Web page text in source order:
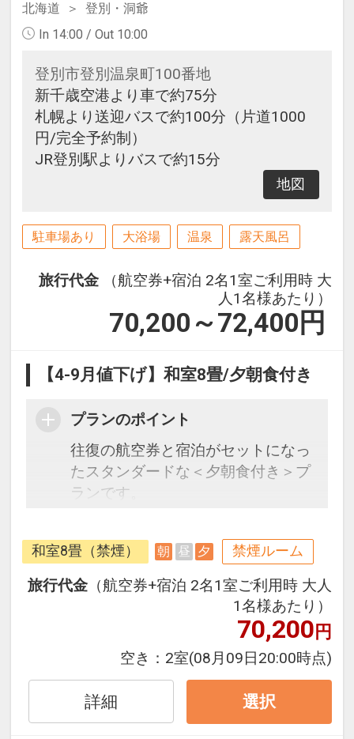
北海道
登別・洞爺
In 14:00 / Out 10:00
登別市登別温泉町100番地
新千歳空港より車で約75分
札幌より送迎バスで約100分（片道1000
円/完全予約制）
JR登別駅よりバスで約15分
地図
駐車場あり 大浴場 温泉 露天風呂
旅行代金
（航空券+宿泊 2名1室ご利用時 大
人1名様あたり）
70,200～72,400 円
【4-9月値下げ】和室8畳/夕朝食付き
プランのポイント
往復の航空券と宿泊がセットになっ
たスタンダードな＜夕朝食付き＞プ
ランです。
できるダイナミックパッケージだか
ら、一都市滞在はもちろん周遊旅行
にも最適！
旅行期間中の1泊だけの宿泊や延
泊・飛び泊なども自由自在です。
フライトは、安心のJAL（または
JALグループ）確約！フライトマイ
ル50%貯まります。
オプションでレンタカーや現地交
通・体験プランなどの追加（同時予
和室8畳（禁煙） 朝 昼 夕 禁煙ルーム
旅行代金 （航空券+宿泊 2名1室ご利用時 大人
1名様あたり）
70,200円
空き： 2室(08月09日20:00時点)
詳細 選択